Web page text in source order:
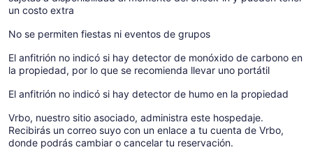
un costo extra
No se permiten fiestas ni eventos de grupos
El anfitrión no indicó si hay detector de monóxido de carbono en
la propiedad, por lo que se recomienda llevar uno portátil
El anfitrión no indicó si hay detector de humo en la propiedad
Vrbo, nuestro sitio asociado, administra este hospedaje.
Recibirás un correo suyo con un enlace a tu cuenta de Vrbo,
donde podrás cambiar o cancelar tu reservación.